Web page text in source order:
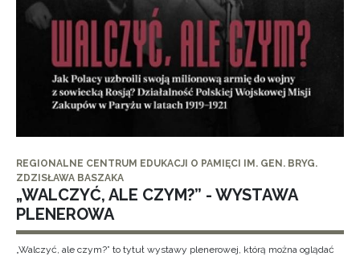
REGIONALNE CENTRUM EDUKACJI O PAMIĘCI IM. GEN. BRYG.
ZDZISŁAWA BASZAKA
„WALCZYĆ, ALE CZYM?” - WYSTAWA
PLENEROWA
„Walczyć, ale czym?” to tytuł wystawy plenerowej, którą można oglądać